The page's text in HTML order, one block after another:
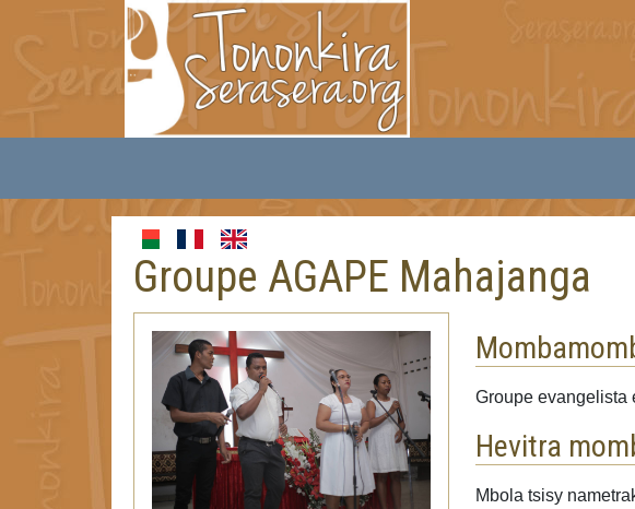
Groupe AGAPE Mahajanga
Groupe evangelista
Hevitra
Mbola tsisy